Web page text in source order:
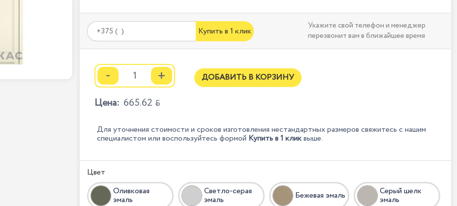
Купить в 1 клик
Укажите свой телефон и менеджер
перезвонит вам в ближайшее время
- +
Цена: 665.62 
ДОБАВИТЬ В КОРЗИНУ
Для уточнения стоимости и сроков изготовления нестандартных размеров свяжитесь с нашим
специалистом или воспользуйтесь формой Купить в 1 кликвыше.
Цвет
Оливковая
эмаль
Светло-серая
эмаль Бежевая эмаль Серый шелк
эмаль